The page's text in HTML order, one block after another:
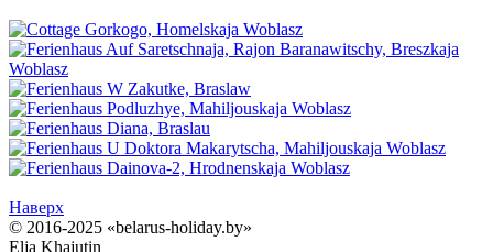
Наверх
© 2016-2025 «belarus-holiday.by»
Elja Khajutin